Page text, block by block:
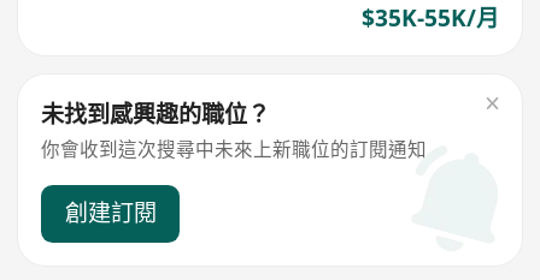
$35K-55K/月
未找到感興趣的職位？
你會收到這次搜尋中未來上新職位的訂閱通知
創建訂閱